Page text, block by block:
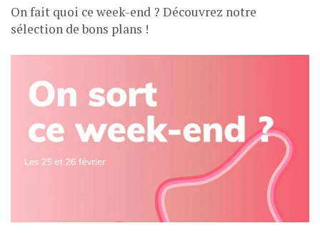
On fait quoi ce week-end ? Découvrez notre
sélection de bons plans !